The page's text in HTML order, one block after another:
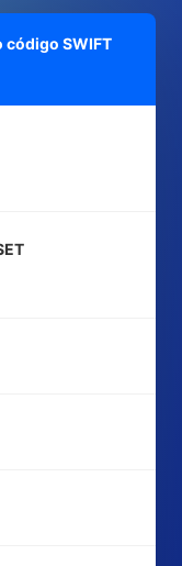
código SWIFT